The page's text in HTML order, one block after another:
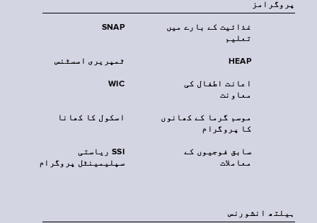
پروگرامز
SNAP
غذائیت کے بارے میں
تعلیم
ٹمپریری اسسٹنس HEAP
WIC
اعانت اطفال کی
معاونت
اسکول کا کھانا
موسم گرما کے کھانوں
کا پروگرام
SSI ریاستی
سپلیمینٹل پروگرام
سابق فوجیوں کے
معاملات
‏ہیلتھ انشورنس